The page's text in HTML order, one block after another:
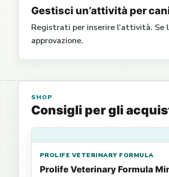
Gestisci un’attività per
Registrati per inserire l’attività. Se
approvazione.
SHOP
Consigli per gli
PROLIFE VETERINARY FORMULA
Prolife Veterinary Formula